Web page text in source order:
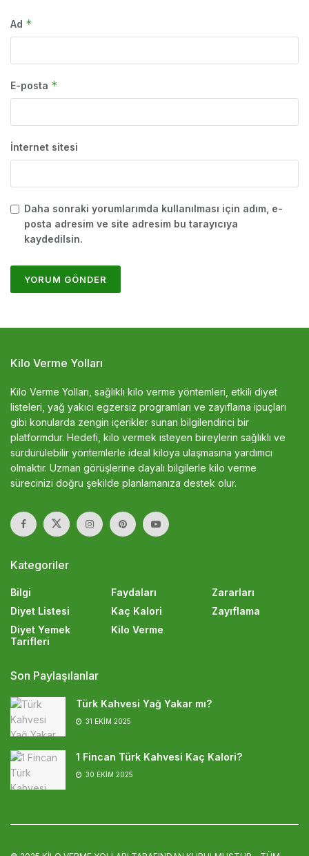
Ad *
E-posta *
İnternet sitesi
Daha sonraki yorumlarımda kullanılması için adım, e-
posta adresim ve site adresim bu tarayıcıya
kaydedilsin.
Kilo Verme Yolları
Kilo Verme Yolları, sağlıklı kilo verme yöntemleri, etkili diyet
listeleri, yağ yakıcı egzersiz programları ve zayıflama ipuçları
gibi konularda zengin içerikler sunan bilgilendirici bir
platformdur. Hedefi, kilo vermek isteyen bireylerin sağlıklı ve
sürdürülebilir yöntemlerle ideal kiloya ulaşmasına yardımcı
olmaktır. Uzman görüşlerine dayalı bilgilerle kilo verme
sürecinizi doğru şekilde planlamanıza destek olur.
Kategoriler
Bilgi
Diyet Listesi
Diyet Yemek
Tarifleri
Faydaları
Kaç Kalori
Kilo Verme
Zararları
Zayıflama
Son Paylaşılanlar
Türk Kahvesi Yağ Yakar mı?
31 EKIM 2025
1 Fincan Türk Kahvesi Kaç Kalori?
30 EKIM 2025